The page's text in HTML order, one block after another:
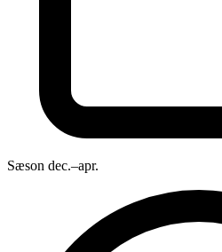
Sæson dec.–apr.